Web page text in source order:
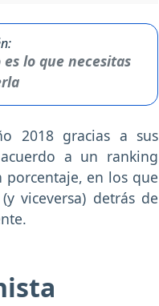
es lo que necesitas
2018 gracias a sus
a un ranking
porcentaje, en los que
viceversa) detrás de